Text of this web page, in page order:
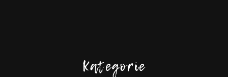
Kategorie